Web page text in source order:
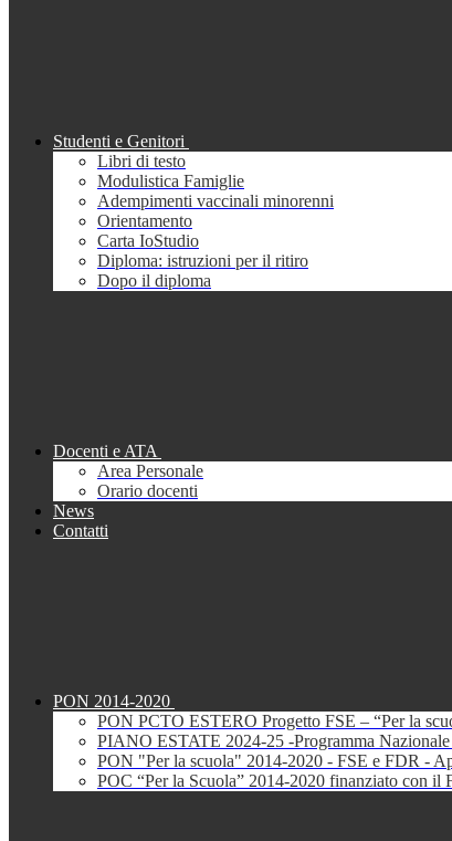
Studenti e Genitori
Libri di testo
Modulistica Famiglie
Adempimenti vaccinali minorenni
Orientamento
Carta IoStudio
Diploma: istruzioni per il ritiro
Dopo il diploma
Docenti e ATA
Area Personale
Orario docenti
News
Contatti
PON 2014-2020
PON PCTO ESTERO Progetto FSE – “Per la
PIANO ESTATE 2024-25 -Programma
PON "Per la scuola" 2014-2020 - FSE e FDR -
POC “Per la Scuola” 2014-2020 finanziato con